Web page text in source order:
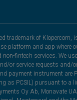
trademark of
platform and app where
fintech services. We
or service requests and/
payment instrument are
as PCSIL) pursuant to a
Oy Ab, Monavate